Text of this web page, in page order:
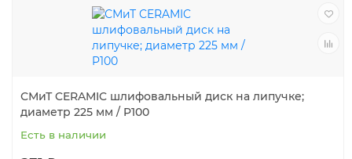
СМиТ CERAMIC шлифовальный диск на липучке;
диаметр 225 мм / P100
Есть в наличии